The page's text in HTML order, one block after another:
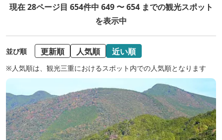
現在 28ページ目 654件中 649 〜 654 までの観光スポット
を表示中
並び順 更新順 人気順 近い順
※人気順は、観光三重におけるスポット内での人気順となります